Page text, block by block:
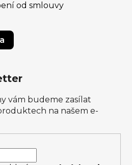
od smlouvy
vám budeme zasílat
na našem e-